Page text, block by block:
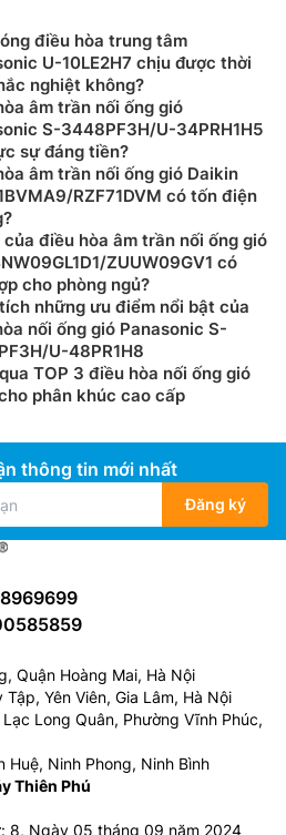
điều hòa trung tâm
U-10LE2H7 chịu được thời
nghiệt không?
âm trần nối ống gió
S-3448PF3H/U-34PRH1H5
sự đáng tiền?
âm trần nối ống gió Daikin
RZF71DVM có tốn điện
điều hòa âm trần nối ống gió
ZUUW09GV1 có
cho phòng ngủ?
những ưu điểm nổi bật của
nối ống gió Panasonic S-
U-48PR1H8
TOP 3 điều hòa nối ống gió
phân khúc cao cấp
thông tin mới nhất
Đăng ký
Quận Hoàng Mai, Hà Nội
Yên Viên, Gia Lâm, Hà Nội
Long Quân, Phường Vĩnh Phúc,
Huệ, Ninh Phong, Ninh Bình
Thiên Phú
8, Ngày 05 tháng 09 năm 2024